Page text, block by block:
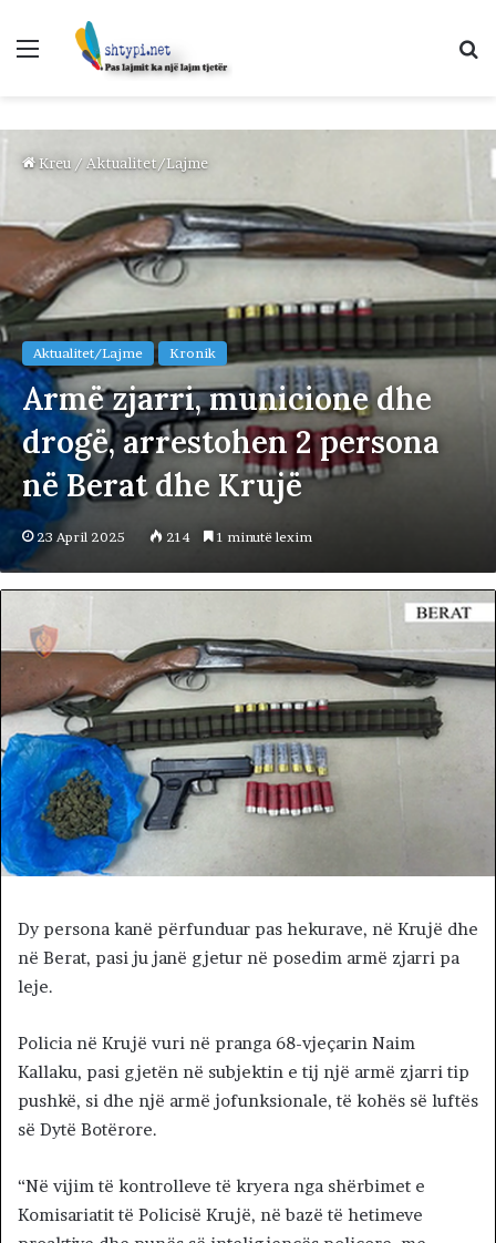
Menu
Kreu / Aktualitet/Lajme
Aktualitet/Lajme Kronik
Armë zjarri, municione dhe
drogë, arrestohen 2 persona
në Berat dhe Krujë
23 April 2025 214 1 minutë lexim
Dy persona kanë përfunduar pas hekurave, në Krujë dhe
në Berat, pasi ju janë gjetur në posedim armë zjarri pa
leje.
Policia në Krujë vuri në pranga 68-vjeçarin Naim
Kallaku, pasi gjetën në subjektin e tij një armë zjarri tip
pushkë, si dhe një armë jofunksionale, të kohës së luftës
së Dytë Botërore.
“Në vijim të kontrolleve të kryera nga shërbimet e
Komisariatit të Policisë Krujë, në bazë të hetimeve